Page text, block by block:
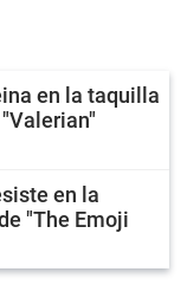
en la taquilla
en la
"The Emoji